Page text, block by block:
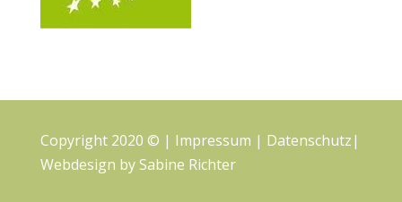
Copyright 2020 © | Impressum | Datenschutz|
Webdesign bySabine Richter